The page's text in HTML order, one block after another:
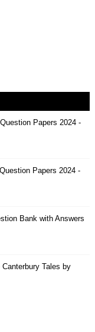
Papers 2024 -
Papers 2024 -
Bank with Answers
Tales by